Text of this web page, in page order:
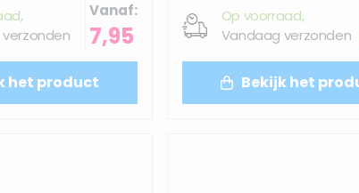
Vanaf
7,95
het product
Op voorraad,
Vandaag verzonden
Bekijk het